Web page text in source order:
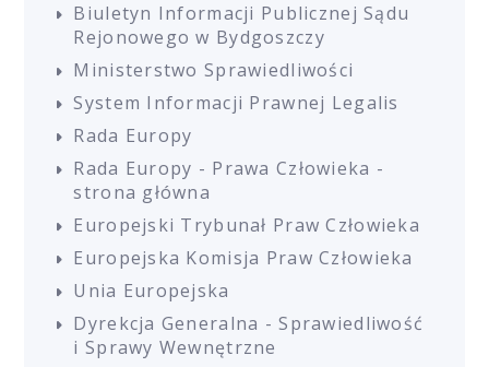
Biuletyn Informacji Publicznej Sądu
Rejonowego w Bydgoszczy
Ministerstwo Sprawiedliwości
System Informacji Prawnej Legalis
Rada Europy
Rada Europy - Prawa Człowieka -
strona główna
Europejski Trybunał Praw Człowieka
Europejska Komisja Praw Człowieka
Unia Europejska
Dyrekcja Generalna - Sprawiedliwość
i Sprawy Wewnętrzne